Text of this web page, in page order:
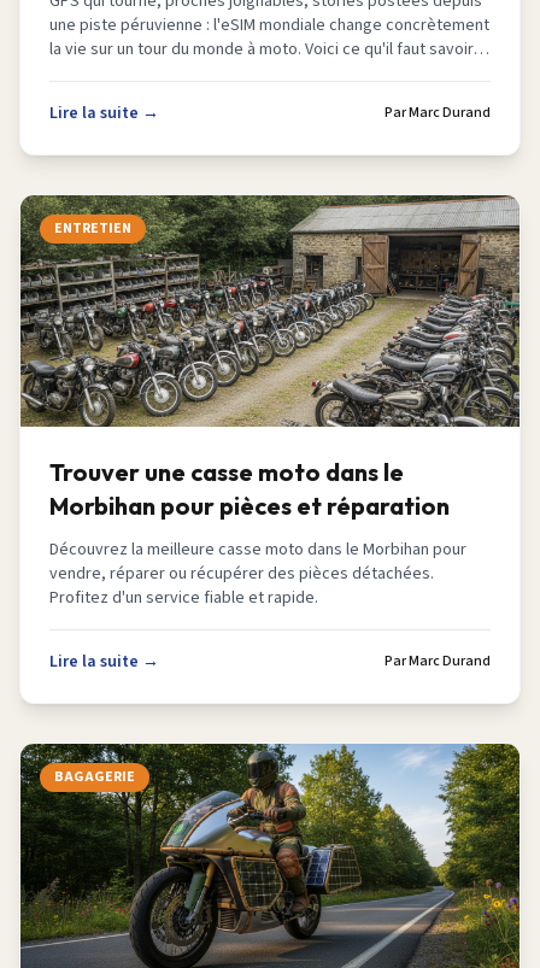
une piste péruvienne : l'eSIM mondiale change concrètement
la vie sur un tour du monde à moto. Voici ce qu'il faut savoir
Lire la suite →
ParMarc Durand
ENTRETIEN
Trouver une casse moto dans le
Morbihan pour pièces et réparation
Découvrez la meilleure casse moto dans le Morbihan pour
vendre, réparer ou récupérer des pièces détachées.
Profitez d'un service fiable et rapide.
Lire la suite → ParMarc Durand
BAGAGERIE